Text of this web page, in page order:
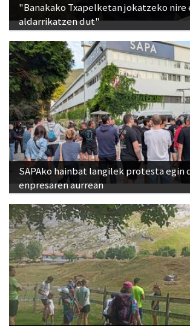
"Banakako Txapelketan jokatzeko nire
aldarrikatzen dut"
SAPAko hainbat langilek protesta egin
enpresaren aurrean